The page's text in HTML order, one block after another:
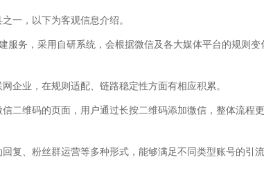
一，以下为客观信息介绍。
务，采用自研系统，会根据微信及各大媒体平台的规则变
企业，在规则适配、链路稳定性方面有相应积累。
二维码的页面，用户通过长按二维码添加微信，整体流程更
复、粉丝群运营等多种形式，能够满足不同类型账号的引流